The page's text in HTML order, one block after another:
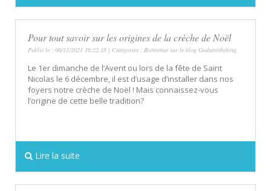
Pour tout savoir sur les origines de la crèche de Noël
Publié le : 06/11/2021 16:22:18 | Catégories : Bienvenue sur le blog Godsavetheking
Le 1er dimanche de l’Avent ou lors de la fête de Saint
Nicolas le 6 décembre, il est d’usage d’installer dans nos
foyers notre crèche de Noël ! Mais connaissez-vous
l’origine de cette belle tradition?
Lire la suite